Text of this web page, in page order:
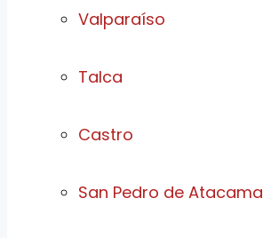
Valparaíso
Talca
Castro
San Pedro de Atacama